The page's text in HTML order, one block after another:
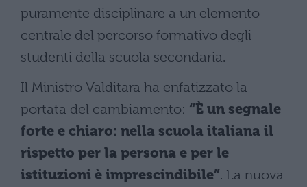
puramente disciplinare a un elemento
centrale del percorso formativo degli
studenti della scuola secondaria.
Il Ministro Valditara ha enfatizzato la
portata del cambiamento: “È un segnale
forte e chiaro: nella scuola italiana il
rispetto per la persona e per le
istituzioni è imprescindibile”. La nuova